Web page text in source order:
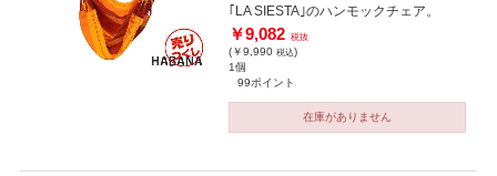
｢LA SIESTA｣のハンモックチェア。
￥9,082 税抜
(￥9,990 税込)
1個
99ポイント
在庫がありません